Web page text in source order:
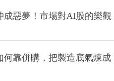
成惡夢！市場對AI股的樂觀
何靠併購，把製造底氣煉成